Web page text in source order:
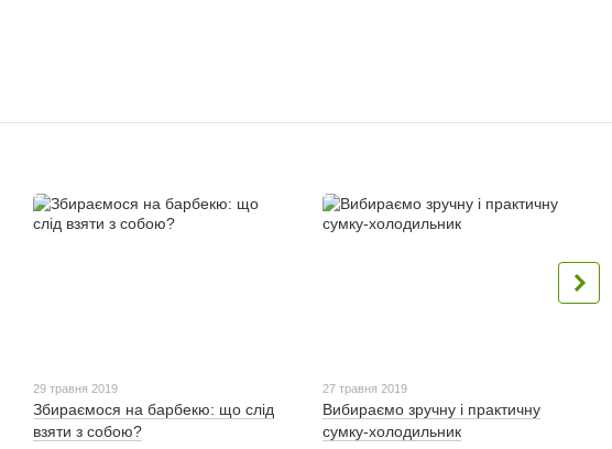
29 травня 2019
Збираємося на барбекю: що слід
взяти з собою?
27 травня 2019
Вибираємо зручну і практичну
сумку-холодильник